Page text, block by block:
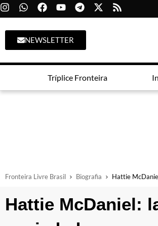
NEWSLETTER
Tríplice Fronteira
Fronteira Livre Brasil Biografia Hattie
Hattie McDaniel: